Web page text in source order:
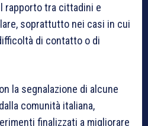
rapporto tra cittadini e
soprattutto nei casi in cui
di contatto o di
la segnalazione di alcune
comunità italiana,
finalizzati a migliorare